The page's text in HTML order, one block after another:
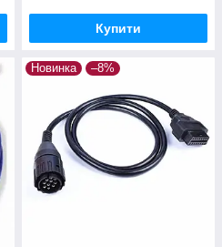
Купити
Новинка –8%